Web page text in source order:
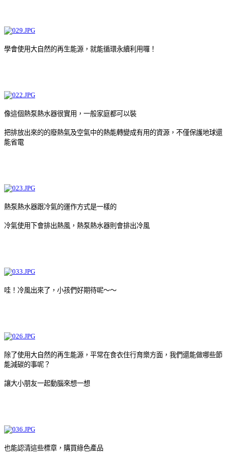
學會使用大自然的再生能源，就能循環永續利用囉！
像這個熱泵熱水器很實用，一般家庭都可以裝
把排放出來的的廢熱氣及空氣中的熱能轉變成有用的資源，不僅保護地球還
能省電
熱泵熱水器跟冷氣的運作方式是一樣的
冷氣使用下會排出熱風，熱泵熱水器則會排出冷風
哇！冷風出來了，小孩們好期待呢～～
除了使用大自然的再生能源，平常在食衣住行育樂方面，我們還能做哪些節
能減碳的事呢？
讓大小朋友一起動腦來想一想
也能認清這些標章，購買綠色產品